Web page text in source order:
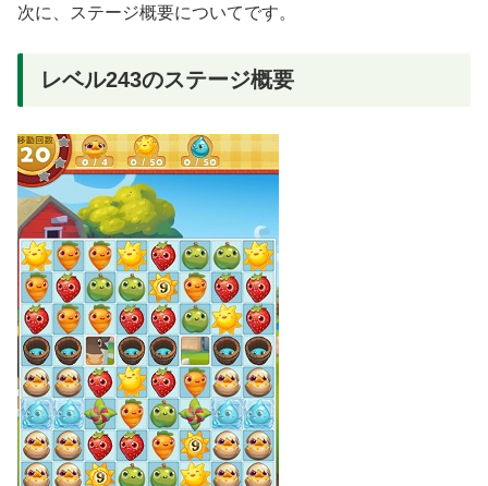
次に、ステージ概要についてです。
レベル243のステージ概要